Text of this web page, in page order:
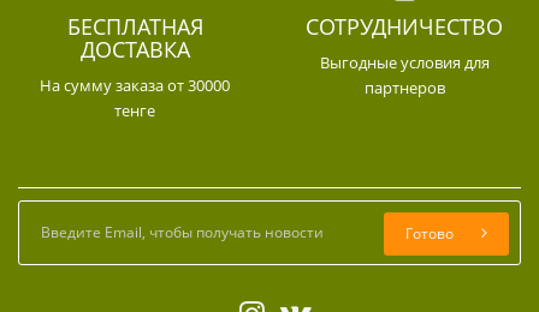
БЕСПЛАТНАЯ
ДОСТАВКА
На сумму заказа от 30000
тенге
СОТРУДНИЧЕСТВО
Выгодные условия для
партнеров
Готово